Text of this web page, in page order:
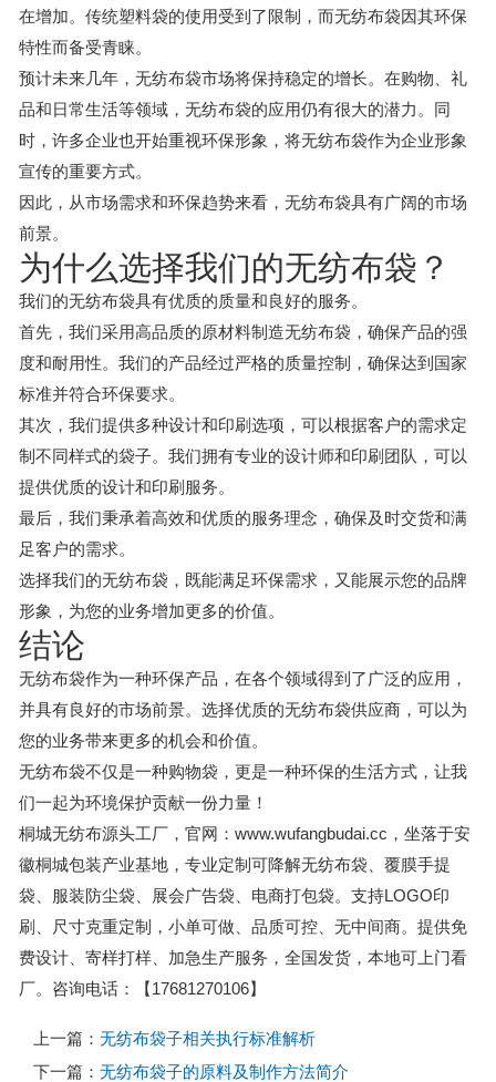
在增加。传统塑料袋的使用受到了限制，而无纺布袋因其环保
特性而备受青睐。
预计未来几年，无纺布袋市场将保持稳定的增长。在购物、礼
品和日常生活等领域，无纺布袋的应用仍有很大的潜力。同
时，许多企业也开始重视环保形象，将无纺布袋作为企业形象
宣传的重要方式。
因此，从市场需求和环保趋势来看，无纺布袋具有广阔的市场
前景。
为什么选择我们的无纺布袋？
我们的无纺布袋具有优质的质量和良好的服务。
首先，我们采用高品质的原材料制造无纺布袋，确保产品的强
度和耐用性。我们的产品经过严格的质量控制，确保达到国家
标准并符合环保要求。
其次，我们提供多种设计和印刷选项，可以根据客户的需求定
制不同样式的袋子。我们拥有专业的设计师和印刷团队，可以
提供优质的设计和印刷服务。
最后，我们秉承着高效和优质的服务理念，确保及时交货和满
足客户的需求。
选择我们的无纺布袋，既能满足环保需求，又能展示您的品牌
形象，为您的业务增加更多的价值。
结论
无纺布袋作为一种环保产品，在各个领域得到了广泛的应用，
并具有良好的市场前景。选择优质的无纺布袋供应商，可以为
您的业务带来更多的机会和价值。
无纺布袋不仅是一种购物袋，更是一种环保的生活方式，让我
们一起为环境保护贡献一份力量！
桐城无纺布源头工厂，官网：www.wufangbudai.cc，坐落于安
徽桐城包装产业基地，专业定制可降解无纺布袋、覆膜手提
袋、服装防尘袋、展会广告袋、电商打包袋。支持LOGO印
刷、尺寸克重定制，小单可做、品质可控、无中间商。提供免
费设计、寄样打样、加急生产服务，全国发货，本地可上门看
厂。咨询电话：【17681270106】
上一篇： 无纺布袋子相关执行标准解析
下一篇： 无纺布袋子的原料及制作方法简介